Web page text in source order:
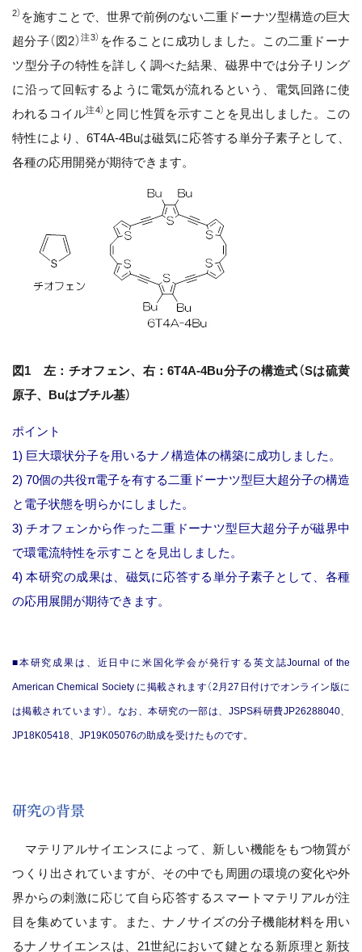
2） を施すことで、世界で前例のない二重ドーナツ型構造の巨大
超分子（図2）注3） を作ることに成功しました。この二重ドーナ
ツ型分子の特性を詳しく調べた結果、磁界中では分子リング
に沿って回転するように電気が流れるという、電気回路に使
われるコイル注4） と同じ性質を示すことを見出しました。この
特性により、6T4A-4Buは磁気に応答する単分子素子として、
各種の応用開発が期待できます。
図1 左：チオフェン、右：6T4A-4Bu分子の構造式（Sは硫黄
原子、Buはブチル基）
ポイント
1) 巨大環状分子を用いるナノ構造体の構築に成功しました。
2) 70個の共役π電子を有する二重ドーナツ型巨大超分子の構造
と電子状態を明らかにしました。
3) チオフェンから作った二重ドーナツ型巨大超分子が磁界中
で環電流特性を示すことを見出しました。
4) 本研究の成果は、磁気に応答する単分子素子として、各種
の応用展開が期待できます。
■本研究成果は、近日中に米国化学会が発行する英文誌Journal of the
American Chemical Society に掲載されます（2月27日付けでオンライン版に
は掲載されています）。なお、本研究の一部は、JSPS科研費JP26288040、
JP18K05418、JP19K05076の助成を受けたものです。
研究の背景
マテリアルサイエンスによって、新しい機能をもつ物質が
つくり出されていますが、その中でも周囲の環境の変化や外
界からの刺激に応じて自ら応答するスマートマテリアルが注
目を集めています。また、ナノサイズの分子機能材料を用い
るナノサイエンスは、21世紀において鍵となる新原理と新技